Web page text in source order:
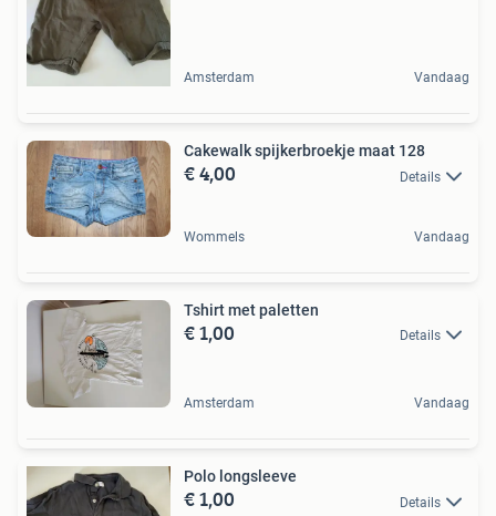
Amsterdam Vandaag
Cakewalk spijkerbroekje maat 128
€ 4,00 Details
Wommels Vandaag
Tshirt met paletten
€ 1,00 Details
Amsterdam Vandaag
Polo longsleeve
€ 1,00 Details